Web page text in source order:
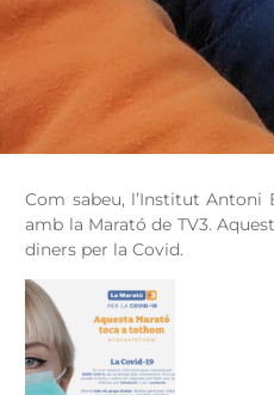
Com sabeu, l’Institut Antoni
amb la Marató de TV3.
diners per la Covid.